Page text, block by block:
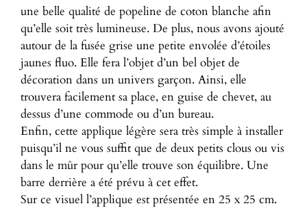
une belle qualité de popeline de coton blanche afin
qu’elle soit très lumineuse. De plus, nous avons ajouté
autour de la fusée grise une petite envolée d’étoiles
jaunes fluo. Elle fera l’objet d’un bel objet de
décoration dans un univers garçon. Ainsi, elle
trouvera facilement sa place, en guise de chevet, au
dessus d’une commode ou d’un bureau.
Enfin, cette applique légère sera très simple à installer
puisqu’il ne vous suffit que de deux petits clous ou vis
dans le mûr pour qu’elle trouve son équilibre. Une
barre derrière a été prévu à cet effet.
Sur ce visuel l’applique est présentée en 25 x 25 cm.